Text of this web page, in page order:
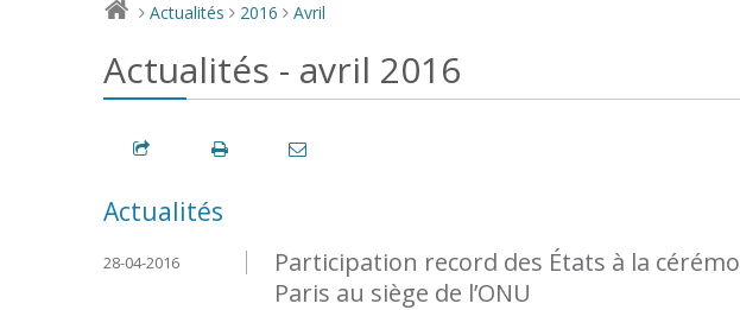
> Actualités > 2016 > Avril
Actualités - avril 2016
Actualités
Participation record des États à la
Paris au siège de l’ONU
28-04-2016